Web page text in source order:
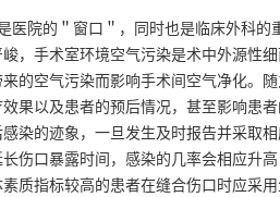
医院的＂窗口＂，同时也是临床外科
，手术室环境空气污染是术中外源性
的空气污染而影响手术间空气净化。
果以及患者的预后情况，甚至影响患
染的迹象，一旦发生及时报告并采取
伤口暴露时间，感染的几率会相应升
质指标较高的患者在缝合伤口时应采